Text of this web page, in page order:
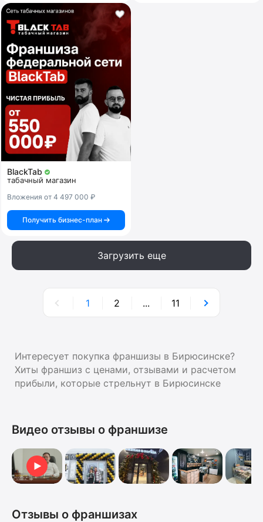
BlackTab
табачный магазин
Вложения от 4 497 000 ₽
Получить бизнес-план
Загрузить еще
1 2 ... 11
Интересует покупка франшизы в Бирюсинске?
Хиты франшиз с ценами, отзывами и расчетом
прибыли, которые стрельнут в Бирюсинске
Видео отзывы о франшизе
Отзыв о франшизе
Отзывы о франшизах